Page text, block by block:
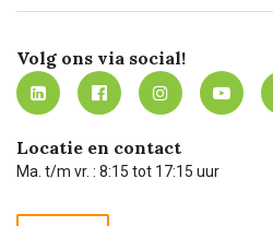
Werken bij Carel Lurvink
MVO
Mijn Carel Lurvink
Mijn Carel Lurvink instructievideo's
Carel Lurvink App
Hulp op afstand
Technische dienst
Innovation LAB
Tevreden klanten
Carel Lurvink Blog
Carel de podcast
Volg ons via social!
Locatie en contact
Ma. t/m vr. : 8:15 tot 17:15 uur